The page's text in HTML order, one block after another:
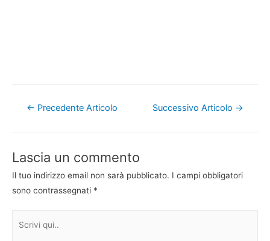
Navigazione
← Precedente Articolo Successivo Articolo →
Lascia un commento
Il tuo indirizzo email non sarà pubblicato. I campi obbligatori
sono contrassegnati *